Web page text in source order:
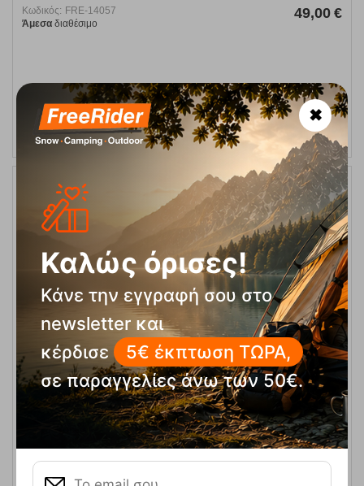
Κωδικός: FRE-14057
Άμεσα διαθέσιμο
49,00 €
ΑΓΟΡΑ
14%
Merlin Folding EVA Mat Υπόστρωμα Easy Camp
Κωδικός:
FRE-19691
Άμεσα
διαθέσιμο
20,95 €
17,95 €
✖
Καλώς όρισες!
Κάνε την εγγραφή σου στο
newsletter και
κέρδισε
5€ έκπτωση ΤΩΡΑ,
σε παραγγελίες άνω των 50€.